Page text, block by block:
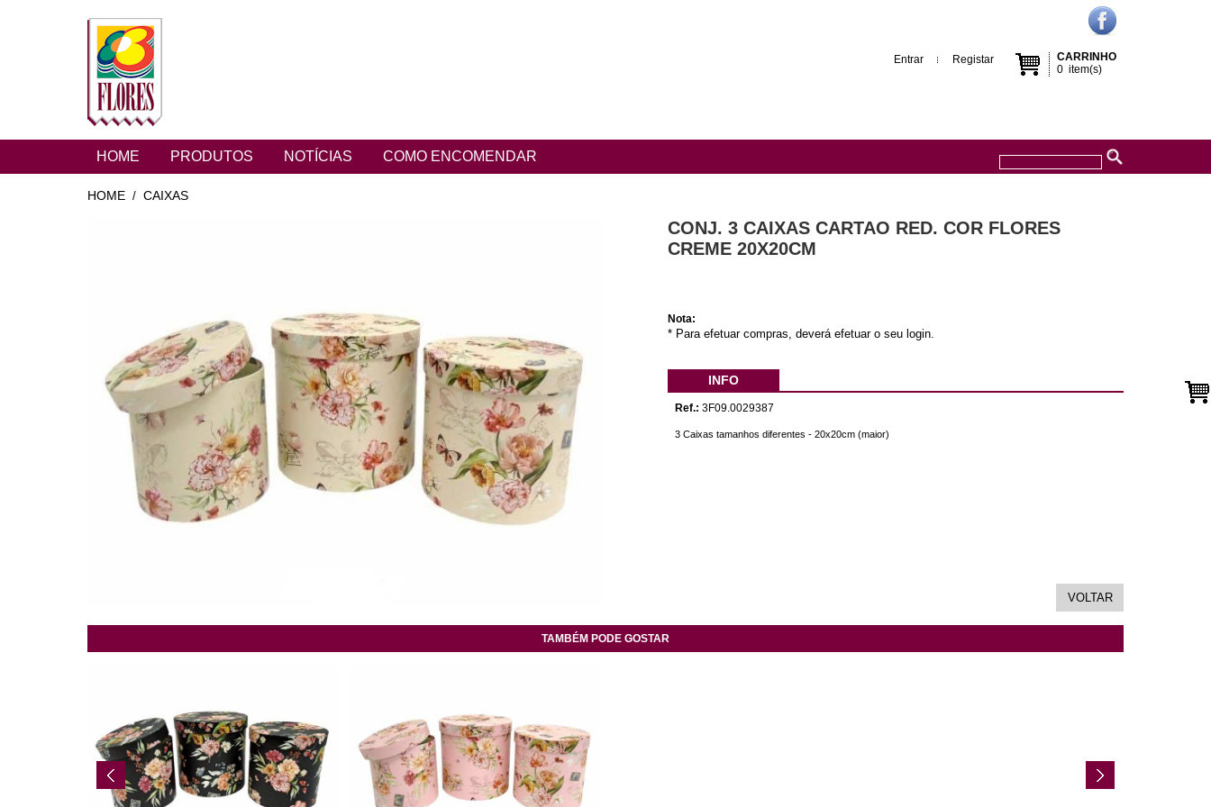
CARRINHO
0 item(s)
Entrar Registar
HOME PRODUTOS NOTÍCIAS COMO ENCOMENDAR
HOME / CAIXAS
CONJ. 3 CAIXAS CARTAO RED. COR FLORES
CREME 20X20CM
Nota:
* Para efetuar compras, deverá efetuar o seu login.
INFO
Ref.: 3F09.0029387
3 Caixas tamanhos diferentes - 20x20cm (maior)
TAMBÉM PODE GOSTAR